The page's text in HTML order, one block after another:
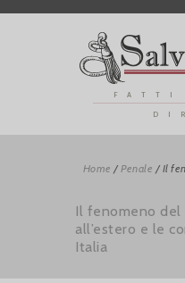
Home / Penale / Il
Il fenomeno del
all’estero e le
Italia